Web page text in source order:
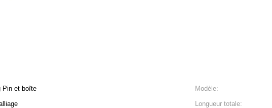
Pin et boîte Modèle:
Longueur totale: